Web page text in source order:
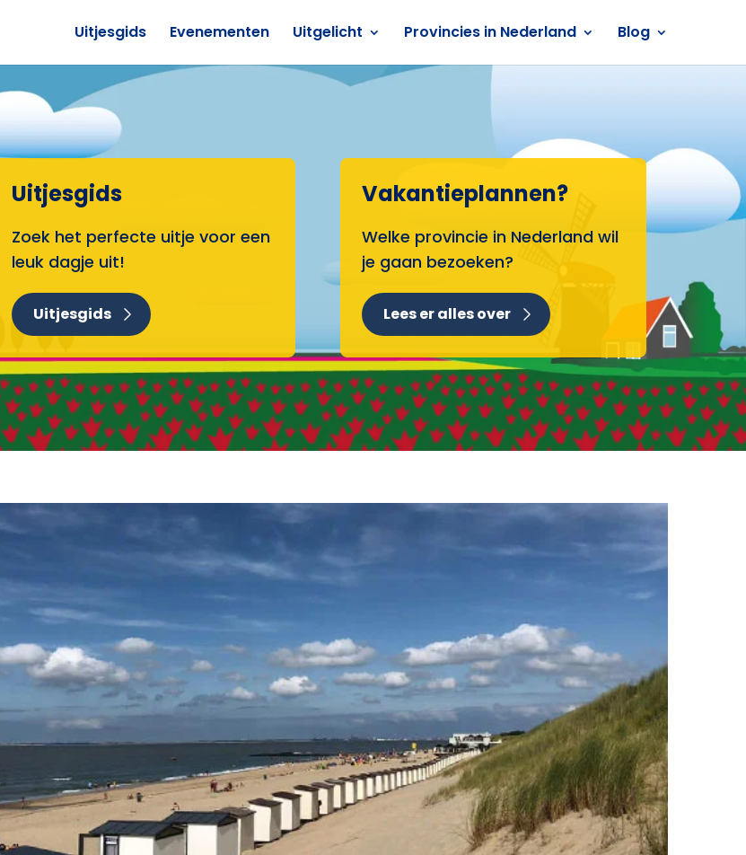
Uitjesgids Evenementen Uitgelicht Provincies in Nederland Blog
Uitjesgids
Zoek het perfecte uitje voor een
leuk dagje uit!
Uitjesgids
Vakantieplannen?
Welke provincie in Nederland wil
je gaan bezoeken?
Lees er alles over